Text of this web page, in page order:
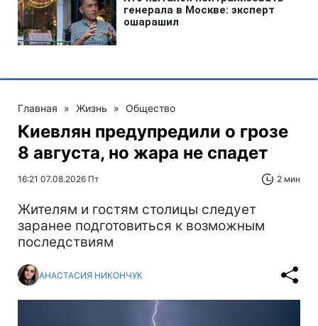
Главная » Жизнь » Общество
Киевлян предупредили о грозе
8 августа, но жара не спадет
16:21 07.08.2026 Пт 2 мин
Жителям и гостям столицы следует
заранее подготовиться к возможным
последствиям
АНАСТАСИЯ НИКОНЧУК